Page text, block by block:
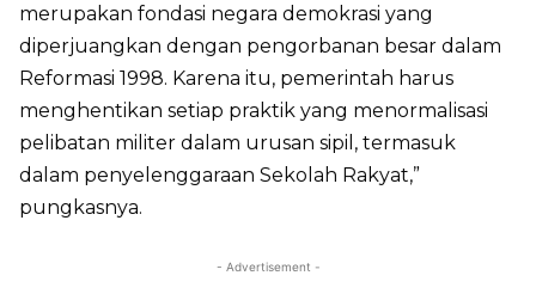
merupakan fondasi negara demokrasi yang
diperjuangkan dengan pengorbanan besar dalam
Reformasi 1998. Karena itu, pemerintah harus
menghentikan setiap praktik yang menormalisasi
pelibatan militer dalam urusan sipil, termasuk
dalam penyelenggaraan Sekolah Rakyat,”
pungkasnya.
- Advertisement -